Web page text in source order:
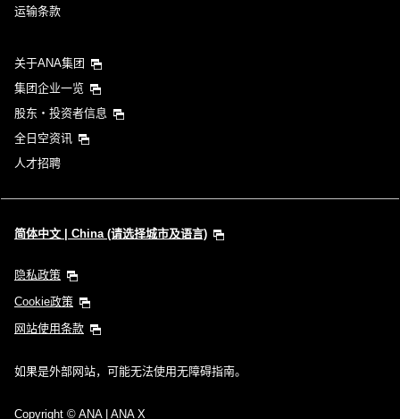
运输条款
关于ANA集团
集团企业一览
股东・投资者信息
全日空资讯
人才招聘
简体中文 | China (请选择城市及语言)
隐私政策
Cookie政策
网站使用条款
如果是外部网站，可能无法使用无障碍指南。
Copyright © ANA | ANA X